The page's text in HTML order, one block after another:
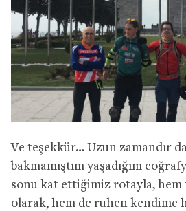
Ve teşekkür… Uzun zamandır
bakmamıştım yaşadığım
sonu kat ettiğimiz rotayla,
olarak, hem de ruhen kendime